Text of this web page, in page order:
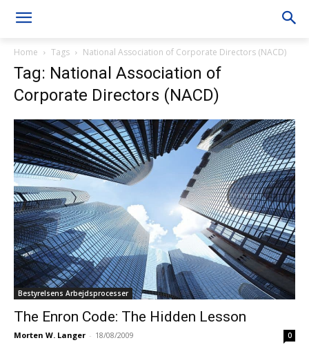
Home Tags National Association of Corporate Directors (NACD)
Tag: National Association of
Corporate Directors (NACD)
Bestyrelsens Arbejdsprocesser
The Enron Code: The Hidden Lesson
Morten W. Langer - 18/08/2009 0